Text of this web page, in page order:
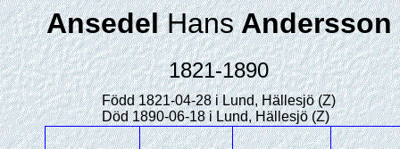
AnsedelHans Andersson
1821-1890
Född 1821-04-28 i Lund, Hällesjö (Z)
Död 1890-06-18 i Lund, Hällesjö (Z)